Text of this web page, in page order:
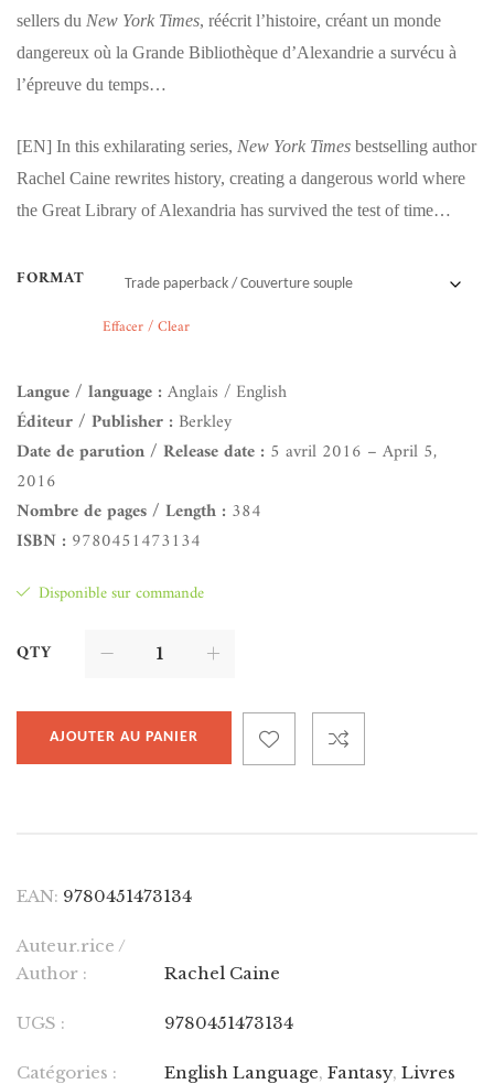
sellers du New York Times, réécrit l’histoire, créant un monde
dangereux où la Grande Bibliothèque d’Alexandrie a survécu à
l’épreuve du temps…
[EN] In this exhilarating series, New York Times bestselling author
Rachel Caine rewrites history, creating a dangerous world where
the Great Library of Alexandria has survived the test of time…
FORMAT
Effacer / Clear
Langue / language :Anglais / English
Éditeur / Publisher : Berkley
Date de parution / Release date : 5 avril 2016 – April 5,
2016
Nombre de pages / Length : 384
ISBN : 9780451473134
Disponible sur commande
QTY
AJOUTER AU PANIER
EAN: 9780451473134
Auteur.rice /
Author :
Rachel Caine
UGS : 9780451473134
Catégories : English Language, Fantasy, Livres